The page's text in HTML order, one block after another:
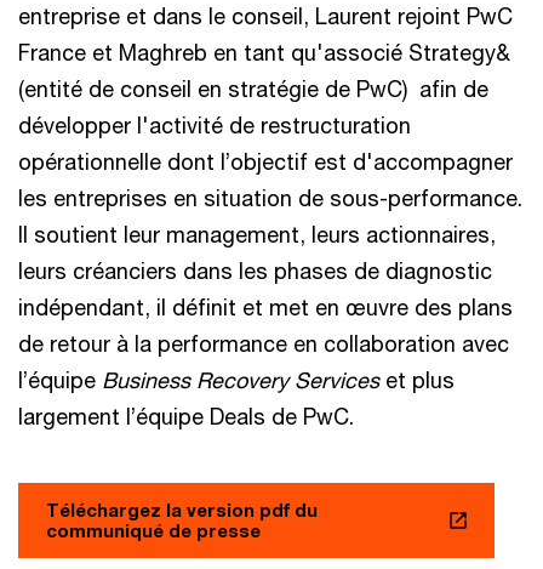
entreprise et dans le conseil, Laurent rejoint PwC
France et Maghreb en tant qu'associé Strategy&
(entité de conseil en stratégie de PwC) afin de
développer l'activité de restructuration
opérationnelle dont l’objectif est d'accompagner
les entreprises en situation de sous-performance.
Il soutient leur management, leurs actionnaires,
leurs créanciers dans les phases de diagnostic
indépendant, il définit et met en œuvre des plans
de retour à la performance en collaboration avec
l’équipe Business Recovery Serviceset plus
largement l’équipe Deals de PwC.
Téléchargez la version pdf du
communiqué de presse